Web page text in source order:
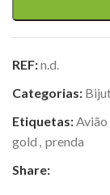
REF:n.d.
Categorias:
Etiquetas:Avião
gold , prenda
Share: